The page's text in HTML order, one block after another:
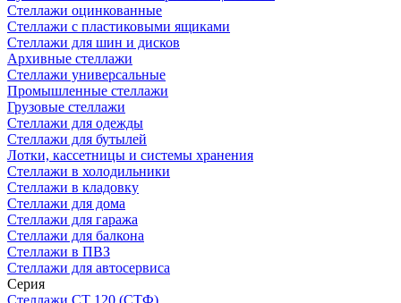
Стеллажи оцинкованные
Стеллажи с пластиковыми ящиками
Стеллажи для шин и дисков
Архивные стеллажи
Стеллажи универсальные
Промышленные стеллажи
Грузовые стеллажи
Стеллажи для одежды
Стеллажи для бутылей
Лотки, кассетницы и системы хранения
Стеллажи в холодильники
Стеллажи в кладовку
Стеллажи для дома
Стеллажи для гаража
Стеллажи для балкона
Стеллажи в ПВЗ
Стеллажи для автосервиса
Серия
Стеллажи СТ 120 (СТФ)